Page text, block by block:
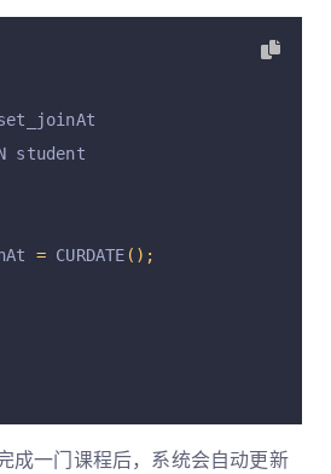
set_joinAt
student
= CURDATE ();
成一门课程后，系统会自动更新